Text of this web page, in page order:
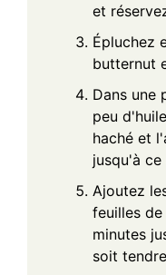
et
Épluchez
butternut
Dans une
peu
haché et
jusqu'à
Ajoutez
feuilles de
minutes
soit